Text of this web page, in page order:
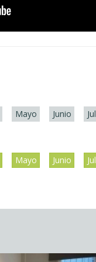
Mayo Junio
Mayo Junio